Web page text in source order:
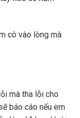
cô vào lòng mà
mà tha lỗi cho
báo cáo nếu em